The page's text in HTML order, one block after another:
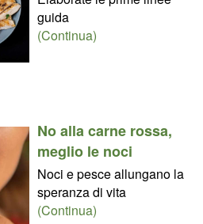
guida
(Continua)
No alla carne rossa,
meglio le noci
Noci e pesce allungano la
speranza di vita
(Continua)